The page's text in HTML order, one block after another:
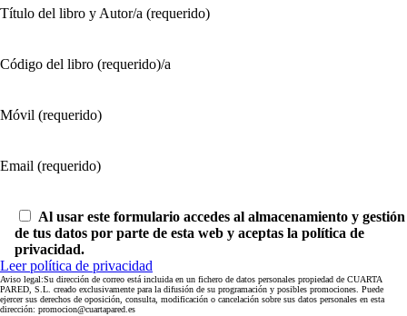
Título del libro y Autor/a (requerido)
Código del libro (requerido)/a
Móvil (requerido)
Email (requerido)
Al usar este formulario accedes al almacenamiento y gestión
de tus datos por parte de esta web y aceptas la política de
privacidad.
Leer política de privacidad
Aviso legal:Su dirección de correo está incluida en un fichero de datos personales propiedad de CUARTA
PARED, S.L. creado exclusivamente para la difusión de su programación y posibles promociones. Puede
ejercer sus derechos de oposición, consulta, modificación o cancelación sobre sus datos personales en esta
dirección: promocion@cuartapared.es